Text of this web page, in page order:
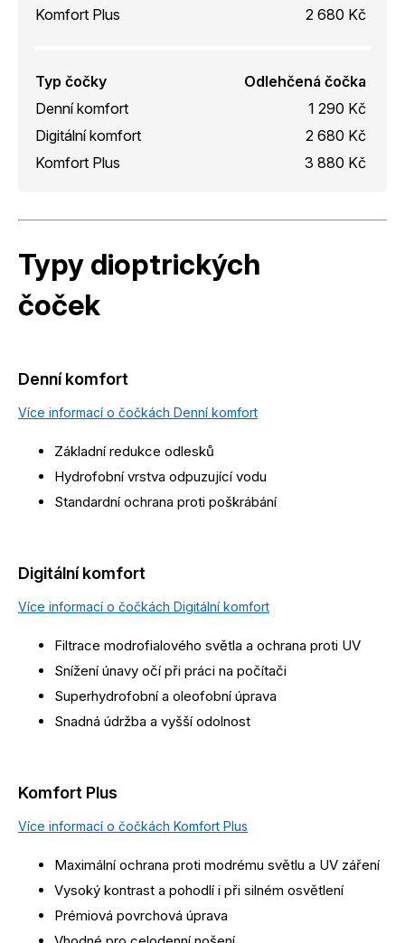
Komfort Plus
2 680 Kč
Typ čočky
Odlehčená čočka
Denní komfort
1 290 Kč
Digitální komfort
2 680 Kč
Komfort Plus
3 880 Kč
Typy dioptrických
čoček
Denní komfort
Více informací o čočkách Denní komfort
Základní redukce odlesků
Hydrofobní vrstva odpuzující vodu
Standardní ochrana proti poškrábání
Digitální komfort
Více informací o čočkách Digitální komfort
Filtrace modrofialového světla a ochrana proti UV
Snížení únavy očí při práci na počítači
Superhydrofobní a oleofobní úprava
Snadná údržba a vyšší odolnost
Komfort Plus
Více informací o čočkách Komfort Plus
Maximální ochrana proti modrému světlu a UV záření
Vysoký kontrast a pohodlí i při silném osvětlení
Prémiová povrchová úprava